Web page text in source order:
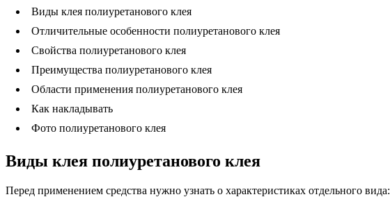
Виды клея полиуретанового клея
Отличительные особенности полиуретанового клея
Свойства полиуретанового клея
Преимущества полиуретанового клея
Области применения полиуретанового клея
Как накладывать
Фото полиуретанового клея
Виды клея полиуретанового клея
Перед применением средства нужно узнать о характеристиках отдельного вида: